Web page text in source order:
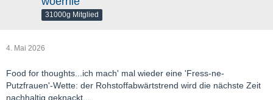
31000g Mitglied
4. Mai 2026
Food for thoughts...ich mach' mal wieder eine 'Fress-ne-
Putzfrauen'-Wette: der Rohstoffabwärtstrend wird die nächste Zeit
nachhaltig geknackt...